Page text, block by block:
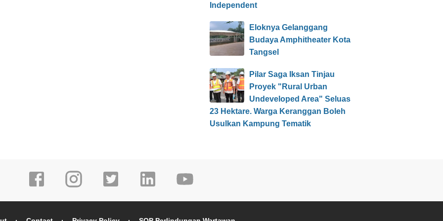
Independent
Eloknya Gelanggang
Budaya Amphitheater Kota
Tangsel
Pilar Saga Iksan Tinjau
Proyek "Rural Urban
Undeveloped Area" Seluas
23 Hektare. Warga Keranggan Boleh
Usulkan Kampung Tematik